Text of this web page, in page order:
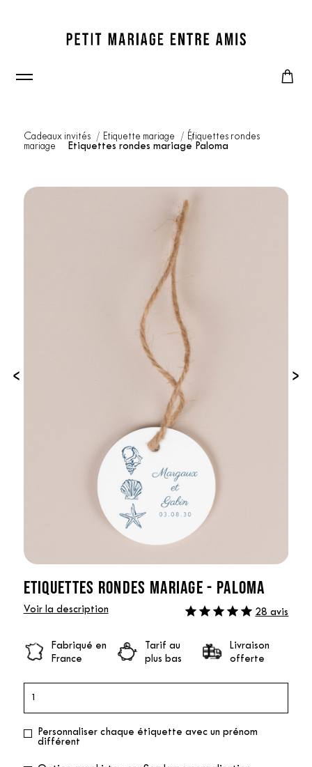
Cadeaux invités Etiquette mariage
Étiquettes rondes
mariage
Etiquettes rondes mariage Paloma
‹ ›
ETIQUETTES RONDES MARIAGE - PALOMA
Voir la description 28 avis
Fabriqué en
France
Tarif au
plus bas
Livraison
offerte
Personnaliser chaque étiquette avec un prénom
différent